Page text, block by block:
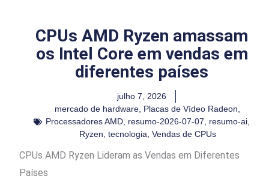
CPUs AMD Ryzen amassam
os Intel Core em vendas em
diferentes países
julho 7, 2026
mercado de hardware, Placas de Vídeo Radeon,
Processadores AMD, resumo-2026-07-07, resumo-ai,
Ryzen, tecnologia, Vendas de CPUs
CPUs AMD Ryzen Lideram as Vendas em Diferentes
Países